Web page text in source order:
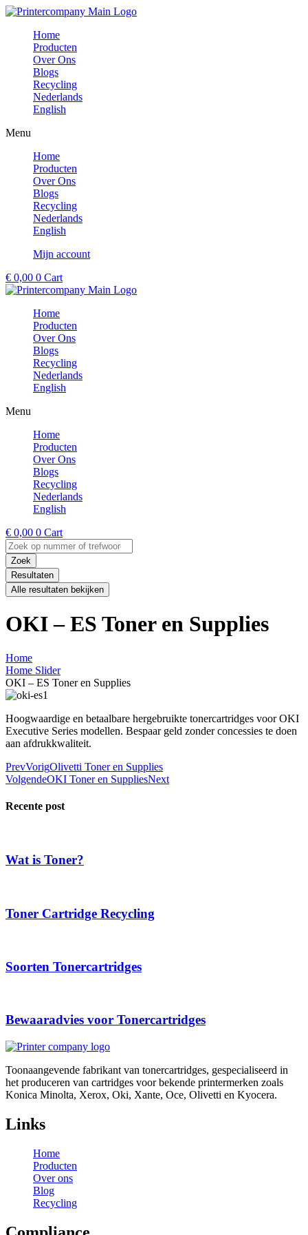
Ga
inhoud
Home
Producten
Over Ons
Blogs
Recycling
Nederlands
English
Menu
Home
Producten
Over Ons
Blogs
Recycling
Nederlands
English
Mijn account
€ 0,00 0 Cart
Home
Producten
Over Ons
Blogs
Recycling
Nederlands
English
Menu
Home
Producten
Over Ons
Blogs
Recycling
Nederlands
English
€ 0,00 0 Cart
Search
...Zoek
Resultaten
Alle resultaten bekijken
OKI – ES Toner en Supplies
Home
Home Slider
OKI – ES Toner en Supplies
Hoogwaardige en betaalbare hergebruikte tonercartridges voor OKI
Executive Series modellen. Bespaar geld zonder concessies te doen
aan afdrukkwaliteit.
PrevVorigOlivetti Toner en Supplies
VolgendeOKI Toner en SuppliesNext
Recente post
Wat is Toner?
Toner Cartridge Recycling
Soorten Tonercartridges
Bewaaradvies voor Tonercartridges
Toonaangevende fabrikant van tonercartridges, gespecialiseerd in
het produceren van cartridges voor bekende printermerken zoals
Konica Minolta, Xerox, Oki, Xante, Oce, Olivetti en Kyocera.
Links
Home
Producten
Over ons
Blog
Recycling